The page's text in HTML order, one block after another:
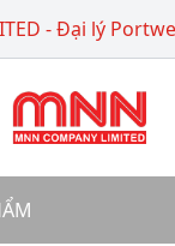
- Đại lý